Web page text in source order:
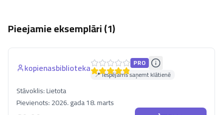
Pieejamie eksemplāri (1)
kopienasbiblioteka
PRO
📍 Iespējams saņemt klātienē
Stāvoklis:Lietota
Pievienots:2026. gada 18. marts